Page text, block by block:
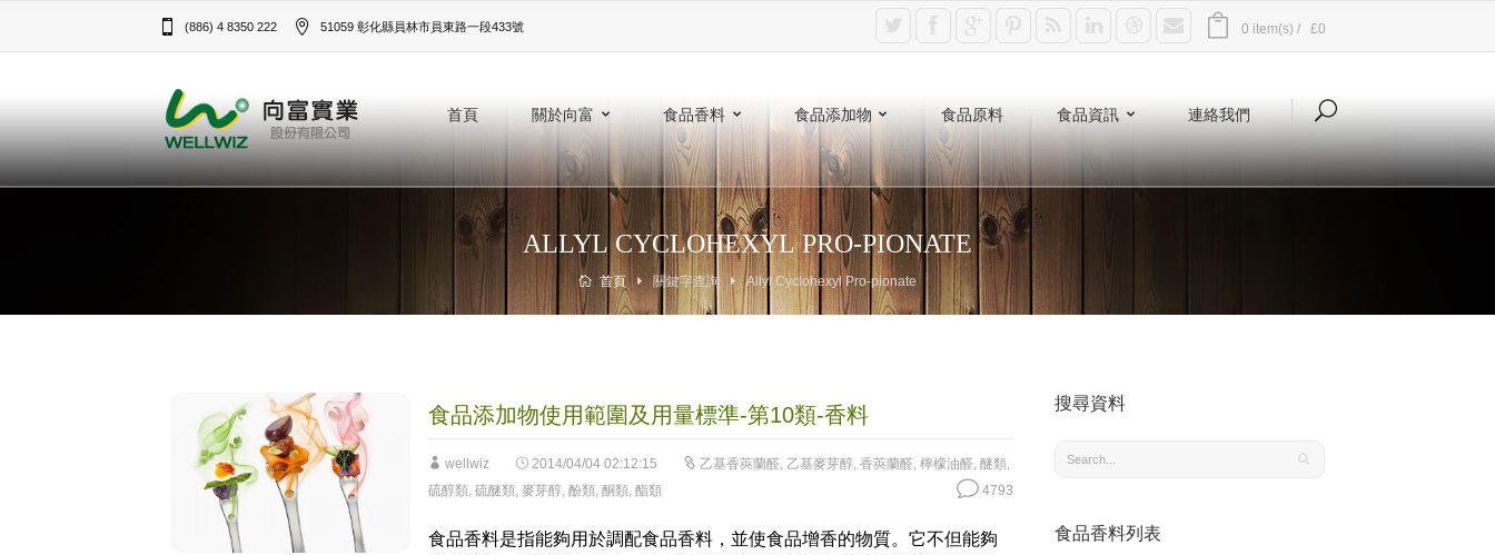
(886) 4 8350 222 51059 彰化縣員林市員東路一段433號‎ 0 item(s) / £0
首頁 關於向富 食品香料 食品添加物 食品原料 食品資訊 連絡我們
ALLYL CYCLOHEXYL PRO-PIONATE
首頁 關鍵字查詢 Allyl Cyclohexyl Pro-pionate
食品添加物使用範圍及用量標準-第10類-香料
wellwiz 2014/04/04 02:12:15 乙基香莢蘭醛, 乙基麥芽醇, 香莢蘭醛, 檸檬油醛, 醚類,
硫醇類, 硫醚類, 麥芽醇, 酚類, 酮類, 酯類 4793
食品香料是指能夠用於調配食品香料，並使食品增香的物質。它不但能夠
搜尋資料
食品香料列表